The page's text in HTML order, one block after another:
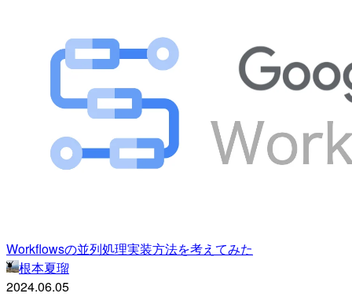
Workflowsの並列処理実装方法を考えてみた
根本夏瑠
2024.06.05